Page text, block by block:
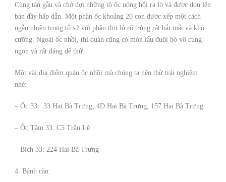
Cùng tán gẫu và chờ đợi những tô ốc nóng hổi ra lò và được dọn lên
bàn đầy hấp dẫn. Một phần ốc khoảng 20 con được xếp một cách
ngẫu nhiên trong tô sứ với phần thịt lộ rõ trông rất bắt mắt và khó
cưỡng. Ngoài ốc nhồi, thì quán cũng có món lẩu đuôi bò vô cùng
ngon và rất đáng để thử.
Một vài địa điểm quán ốc nhồi mà chúng ta nên thử trải nghiệm
nhé:
– Ốc 33: 33 Hai Bà Trưng, 4D Hai Bà Trưng, 157 Hai Bà Trưng
– Ốc Tâm 33: C5 Trần Lê
– Bích 33: 224 Hai Bà Trưng
4. Bánh căn: